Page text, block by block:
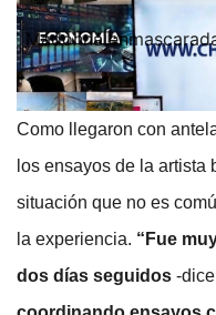
Madonna
Como llegaron con
los ensayos de la
situación que no es
la experiencia. “Fue
dos días seguidos -